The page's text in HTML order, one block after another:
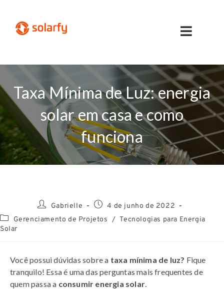
Taxa Mínima de Luz: energia
solar em casa e como
funciona
Gabrielle
4 de junho de 2022
Gerenciamento de Projetos
/ Tecnologias para Energia
Solar
Você possui dúvidas sobre a taxa mínima de luz? Fique
tranquilo! Essa é uma das perguntas mais frequentes de
quem passa a consumir energia solar.